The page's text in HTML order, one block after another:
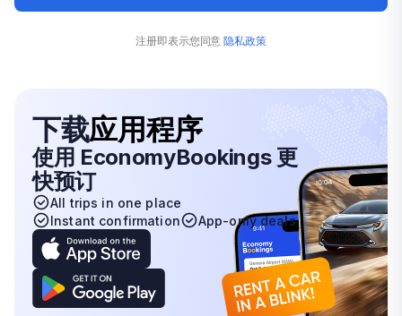
注册即表示您同意 隐私政策
下载应用程序
使用 EconomyBookings 更
快预订
All trips in one place
Instant confirmation
App-only deals